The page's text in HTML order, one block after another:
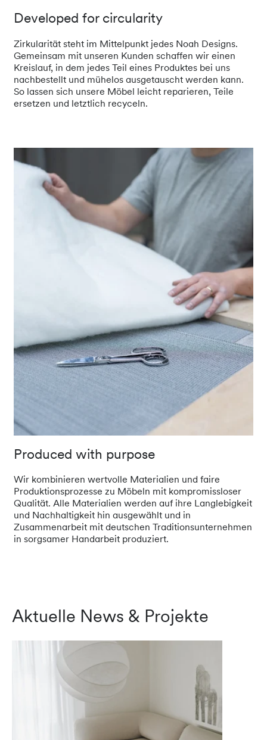
Developed for circularity
Zirkularität steht im Mittelpunkt jedes Noah Designs.
Gemeinsam mit unseren Kunden schaffen wir einen
Kreislauf, in dem jedes Teil eines Produktes bei uns
nachbestellt und mühelos ausgetauscht werden kann.
So lassen sich unsere Möbel leicht reparieren, Teile
ersetzen und letztlich recyceln.
Produced with purpose
Wir kombinieren wertvolle Materialien und faire
Produktionsprozesse zu Möbeln mit kompromissloser
Qualität. Alle Materialien werden auf ihre Langlebigkeit
und Nachhaltigkeit hin ausgewählt und in
Zusammenarbeit mit deutschen Traditionsunternehmen
in sorgsamer Handarbeit produziert.
Aktuelle News & Projekte